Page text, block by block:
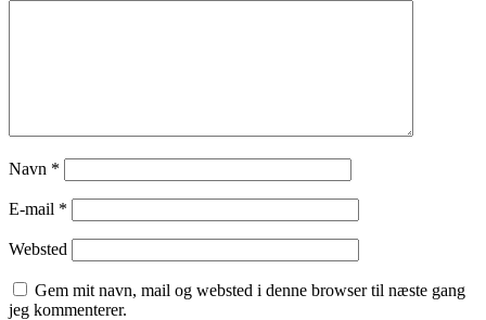
Navn *
E-mail *
Websted
Gem mit navn, mail og websted i denne browser til næste gang
jeg kommenterer.